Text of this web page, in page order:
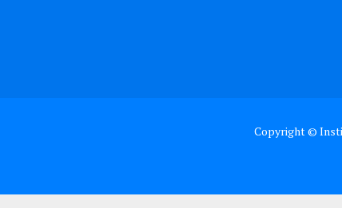
Copyright ©